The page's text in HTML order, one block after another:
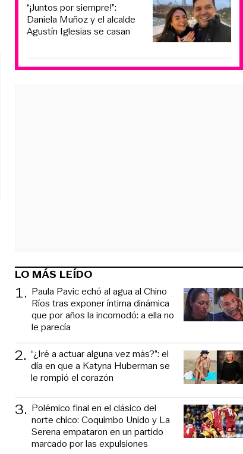
“¡Juntos por siempre!”:
Daniela Muñoz y el alcalde
Agustín Iglesias se casan
LO MÁS LEÍDO
1. Paula Pavic echó al agua al Chino
Ríos tras exponer íntima dinámica
que por años la incomodó: a ella no
le parecía
2. “¿Iré a actuar alguna vez más?”: el
día en que a Katyna Huberman se
le rompió el corazón
3. Polémico final en el clásico del
norte chico: Coquimbo Unido y La
Serena empataron en un partido
marcado por las expulsiones